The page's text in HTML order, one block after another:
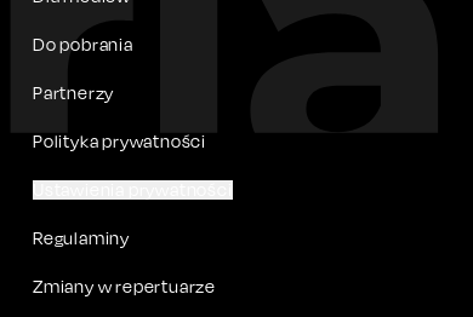
Do pobrania
Partnerzy
Polityka prywatności
Regulaminy
Zmiany w repertuarze